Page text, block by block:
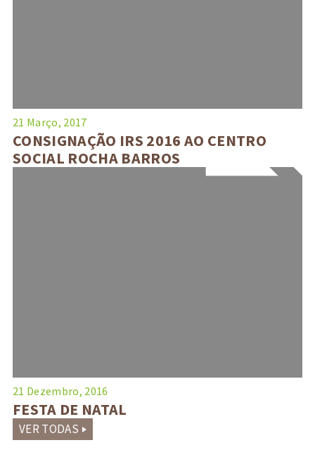
21 Março, 2017
CONSIGNAÇÃO IRS 2016 AO CENTRO
SOCIAL ROCHA BARROS
21 Dezembro, 2016
FESTA DE NATAL
VER TODAS